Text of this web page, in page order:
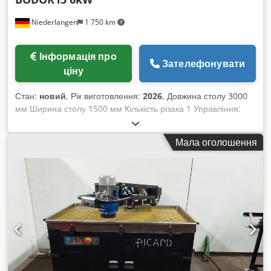
Дуже великий комплект інструментів відповідно до фото •
інформація без гарантій.
Niederlangen 1 750 km
ціну
Зателефонувати
Стан: новий, Рік виготовлення: 2026, Довжина столу 3000
мм Ширина столу 1500 мм Кількість різака 1 Управління:
ЧПУ Вага заготовки: 900 кг Швидкість позиціонування: 91 м/
хв Потрібна площа прибл. 5562 x 2270 x 2388 мм Лазерна
різальна установка з ручним змінним столом Конфігурація
1. Лазерний джерело BodorPower 6 кВт 2. Лазерна ріжуча
головка Bodor Genius з автофокусом 3. Система керування
Bodor Thinker 3.0 4. Стіл із з'єднанням паз-шип 5.
Серводвигун і драйвер Bodor 6. Клапан регулювання азоту
7. Технологія Bodor Lightning для швидкого пробивання 8.
Автоматичне розташування залишків матеріалу 9. Монітор
21,5 дюйма з сенсорним екраном Djdjwh Ulqepfx Adheck
10. Автоматичне регулювання тиску робочого газу 11.
Активна функція захисту від зіткнень 12. Інтелектуальний
Мала оголошення